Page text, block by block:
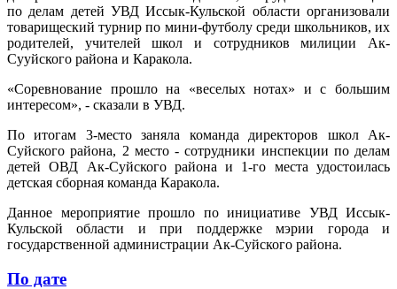
по делам детей УВД Иссык-Кульской области организовали
товарищеский турнир по мини-футболу среди школьников, их
родителей, учителей школ и сотрудников милиции Ак-
Сууйского района и Каракола.
«Соревнование прошло на «веселых нотах» и с большим
интересом», - сказали в УВД.
По итогам 3-место заняла команда директоров школ Ак-
Суйского района, 2 место - сотрудники инспекции по делам
детей ОВД Ак-Суйского района и 1-го места удостоилась
детская сборная команда Каракола.
Данное мероприятие прошло по инициативе УВД Иссык-
Кульской области и при поддержке мэрии города и
государственной администрации Ак-Суйского района.
По дате